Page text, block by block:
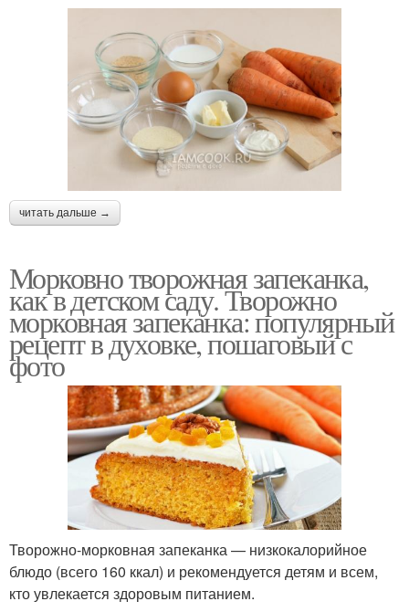
читать дальше →
Морковно творожная запеканка,
как в детском саду. Творожно
морковная запеканка: популярный
рецепт в духовке, пошаговый с
фото
Творожно-морковная запеканка — низкокалорийное
блюдо (всего 160 ккал) и рекомендуется детям и всем,
кто увлекается здоровым питанием.